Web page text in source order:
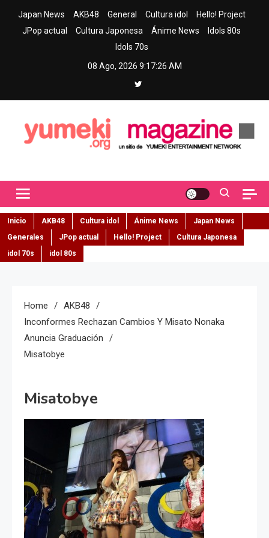
Japan News AKB48 General Cultura idol
Hello! Project
JPop actual
Cultura Japonesa Ánime News
Idols 80s
Idols 70s
08 Ago, 2026 9:17:27 AM
Inicio AKB48 Cultura idol Ánime News
Japan News
Generales
JPop actual Hello! Project
Cultura Japonesa
idol 70s
idol 80s
Home
AKB48
Inconformes Rechazan Cambios Y Misato Nonaka
Anuncia Graduación
Misatobye
Misatobye